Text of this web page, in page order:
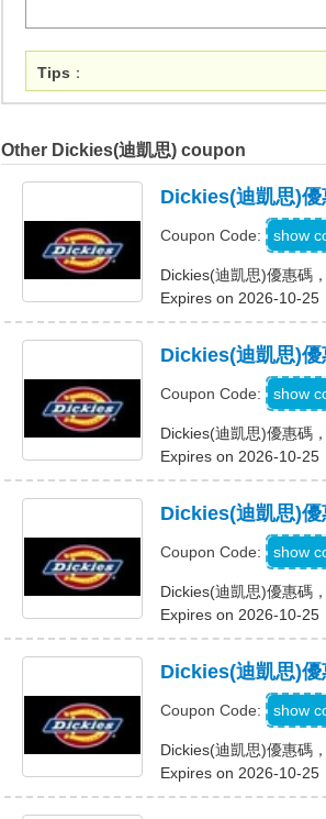
Tips ：
Other Dickies(迪凱思) coupon
Dickies(迪凱思)優
Coupon Code: show
Dickies(迪凱思)優惠碼
Expires on 2026-10-25
Dickies(迪凱思)優
Coupon Code: show
Dickies(迪凱思)優惠碼
Expires on 2026-10-25
Dickies(迪凱思)優
Coupon Code: show
Dickies(迪凱思)優惠碼
Expires on 2026-10-25
Dickies(迪凱思)
Coupon Code: show
Dickies(迪凱思)優惠碼
Expires on 2026-10-25